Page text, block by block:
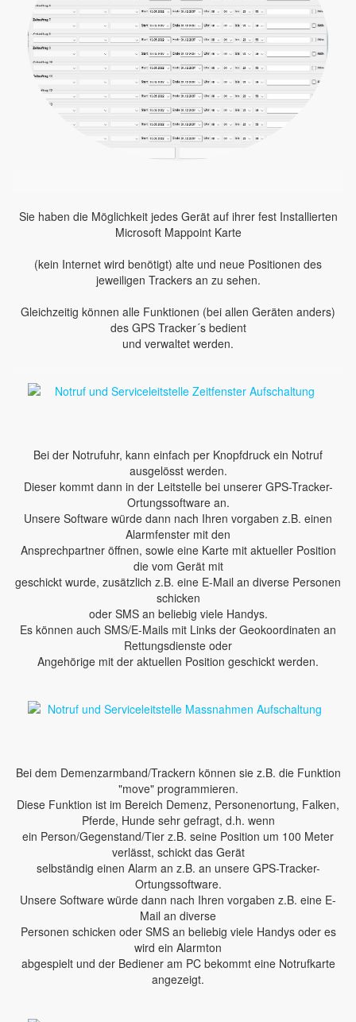
Sie haben die Möglichkeit jedes Gerät auf ihrer fest Installierten
Microsoft Mappoint Karte
(kein Internet wird benötigt) alte und neue Positionen des
jeweiligen Trackers an zu sehen.
Gleichzeitig können alle Funktionen (bei allen Geräten anders)
des GPS Tracker´s bedient
und verwaltet werden.
Bei der Notrufuhr, kann einfach per Knopfdruck ein Notruf
ausgelösst werden.
Dieser kommt dann in der Leitstelle bei unserer GPS-Tracker-
Ortungssoftware an.
Unsere Software würde dann nach Ihren vorgaben z.B. einen
Alarmfenster mit den
Ansprechpartner öffnen, sowie eine Karte mit aktueller Position
die vom Gerät mit
geschickt wurde, zusätzlich z.B. eine E-Mail an diverse Personen
schicken
oder SMS an beliebig viele Handys.
Es können auch SMS/E-Mails mit Links der Geokoordinaten an
Rettungsdienste oder
Angehörige mit der aktuellen Position geschickt werden.
Bei dem Demenzarmband/Trackern können sie z.B. die Funktion
"move" programmieren.
Diese Funktion ist im Bereich Demenz, Personenortung, Falken,
Pferde, Hunde sehr gefragt, d.h. wenn
ein Person/Gegenstand/Tier z.B. seine Position um 100 Meter
verlässt, schickt das Gerät
selbständig einen Alarm an z.B. an unsere GPS-Tracker-
Ortungssoftware.
Unsere Software würde dann nach Ihren vorgaben z.B. eine E-
Mail an diverse
Personen schicken oder SMS an beliebig viele Handys oder es
wird ein Alarmton
abgespielt und der Bediener am PC bekommt eine Notrufkarte
angezeigt.